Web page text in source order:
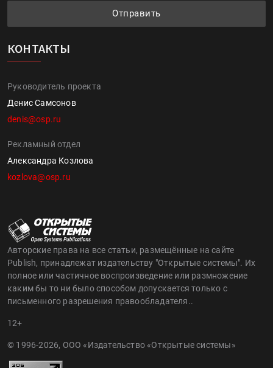
Отправить
КОНТАКТЫ
Руководитель проекта
Денис Самсонов
denis@osp.ru
Рекламный отдел
Александра Козлова
kozlova@osp.ru
Авторские права на все статьи, размещённые на сайте
Publish, принадлежат издательству "Открытые системы". Их
полное или частичное воспроизведение или размножение
каким бы то ни было способом допускается только с
письменного разрешения правообладателя..
12+
© 1996-2026, ООО «Издательство «Открытые системы»